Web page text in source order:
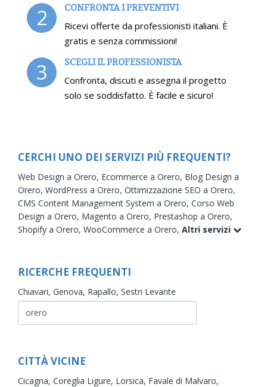
2 CONFRONTA I PREVENTIVI
Ricevi offerte da professionisti italiani. È
gratis e senza commissioni!
3 SCEGLI IL PROFESSIONISTA
Confronta, discuti e assegna il progetto
solo se soddisfatto. È facile e sicuro!
CERCHI UNO DEI SERVIZI PIÙ FREQUENTI?
Web Design a Orero, Ecommerce a Orero, Blog Design a
Orero, WordPress a Orero, Ottimizzazione SEO a Orero,
CMS Content Management System a Orero, Corso Web
Design a Orero, Magento a Orero, Prestashop a Orero,
Shopify a Orero, WooCommerce a Orero, Altri servizi
RICERCHE FREQUENTI
Chiavari, Genova, Rapallo, Sestri Levante
CITTÀ VICINE
Cicagna, Coreglia Ligure, Lorsica, Favale di Malvaro,